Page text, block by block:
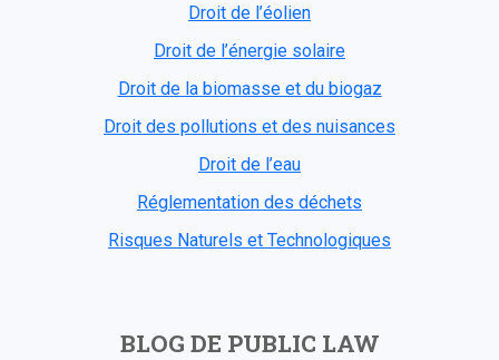
Droit de l’éolien
Droit de l’énergie solaire
Droit de la biomasse et du biogaz
Droit des pollutions et des nuisances
Droit de l’eau
Réglementation des déchets
Risques Naturels et Technologiques
BLOG DE PUBLIC LAW